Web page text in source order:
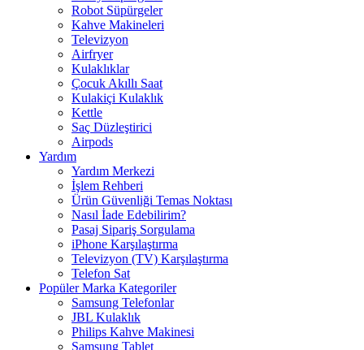
Robot Süpürgeler
Kahve Makineleri
Televizyon
Airfryer
Kulaklıklar
Çocuk Akıllı Saat
Kulakiçi Kulaklık
Kettle
Saç Düzleştirici
Airpods
Yardım
Yardım Merkezi
İşlem Rehberi
Ürün Güvenliği Temas Noktası
Nasıl İade Edebilirim?
Pasaj Sipariş Sorgulama
iPhone Karşılaştırma
Televizyon (TV) Karşılaştırma
Telefon Sat
Popüler Marka Kategoriler
Samsung Telefonlar
JBL Kulaklık
Philips Kahve Makinesi
Samsung Tablet